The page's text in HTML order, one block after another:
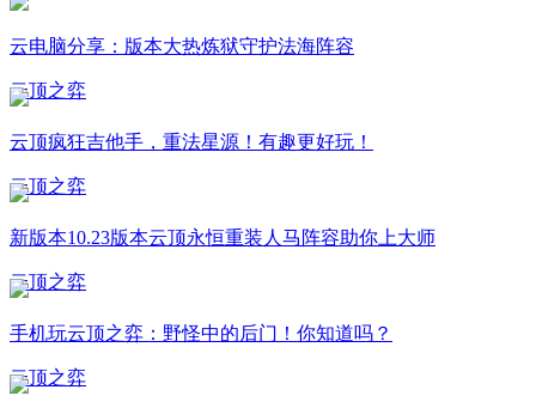
云电脑分享：版本大热炼狱守护法海阵容
云顶之弈
云顶疯狂吉他手，重法星源！有趣更好玩！
云顶之弈
新版本10.23版本云顶永恒重装人马阵容助你上大师
云顶之弈
手机玩云顶之弈：野怪中的后门！你知道吗？
云顶之弈